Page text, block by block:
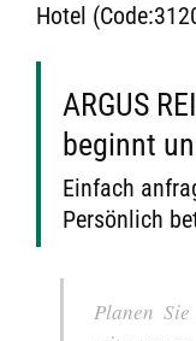
Hotel
ARGUS
beginnt
Einfach
Persönlich
Planen Sie